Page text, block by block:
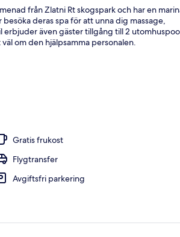
från Zlatni Rt skogspark och har en
deras spa för att unna dig massage,
även gäster tillgång till 2
om den hjälpsamma personalen.
Gratis frukost
Flygtransfer
Avgiftsfri parkering